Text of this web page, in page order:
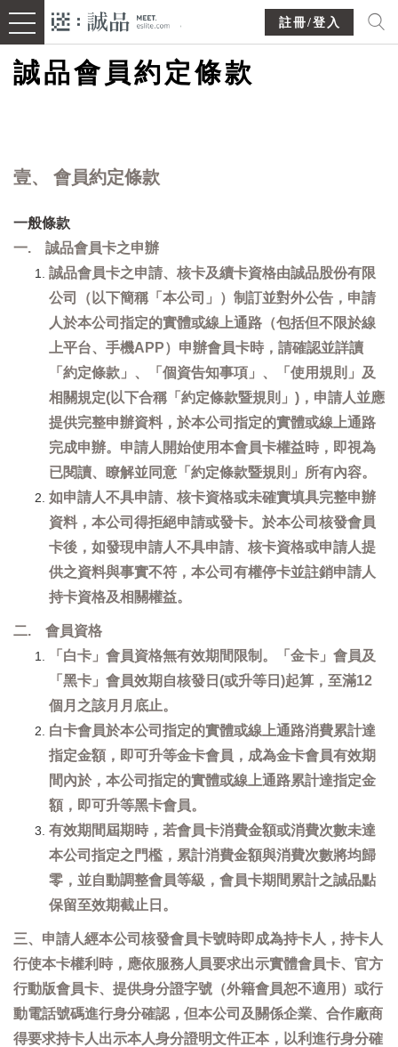
註冊/登入
誠品會員約定條款
壹、 會員約定條款
一般條款
一. 誠品會員卡之申辦
誠品會員卡之申請、核卡及續卡資格由誠品股份有限
公司（以下簡稱「本公司」）制訂並對外公告，申請
人於本公司指定的實體或線上通路（包括但不限於線
上平台、手機APP）申辦會員卡時，請確認並詳讀
「約定條款」、「個資告知事項」、「使用規則」及
相關規定(以下合稱「約定條款暨規則」)，申請人並應
提供完整申辦資料，於本公司指定的實體或線上通路
完成申辦。申請人開始使用本會員卡權益時，即視為
已閱讀、瞭解並同意「約定條款暨規則」所有內容。
如申請人不具申請、核卡資格或未確實填具完整申辦
資料，本公司得拒絕申請或發卡。於本公司核發會員
卡後，如發現申請人不具申請、核卡資格或申請人提
供之資料與事實不符，本公司有權停卡並註銷申請人
持卡資格及相關權益。
二. 會員資格
「白卡」會員資格無有效期間限制。「金卡」會員及
「黑卡」會員效期自核發日(或升等日)起算，至滿12
個月之該月月底止。
白卡會員於本公司指定的實體或線上通路消費累計達
指定金額，即可升等金卡會員，成為金卡會員有效期
間內於，本公司指定的實體或線上通路累計達指定金
額，即可升等黑卡會員。
有效期間屆期時，若會員卡消費金額或消費次數未達
本公司指定之門檻，累計消費金額與消費次數將均歸
零，並自動調整會員等級，會員卡期間累計之誠品點
保留至效期截止日。
三、申請人經本公司核發會員卡號時即成為持卡人，持卡人
行使本卡權利時，應依服務人員要求出示實體會員卡、官方
行動版會員卡、提供身分證字號（外籍會員恕不適用）或行
動電話號碼進行身分確認，但本公司及關係企業、合作廠商
得要求持卡人出示本人身分證明文件正本，以利進行身分確